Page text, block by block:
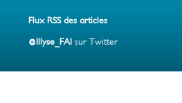
Flux RSS des articles
@Illyse_FAI sur Twitter